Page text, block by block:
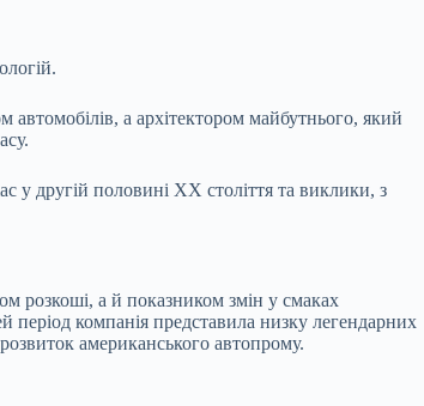
а архітектором майбутнього, який
другій половині XX століття та виклики, з
розкоші, а й показником змін у смаках
період компанія представила низку легендарних
американського автопрому.